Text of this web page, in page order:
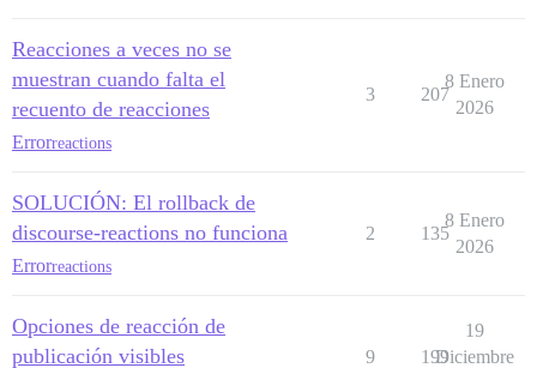
Reacciones a veces no se
muestran cuando falta el
recuento de reacciones
Errorreactions
3 207
8 Enero
2026
SOLUCIÓN: El rollback de
discourse-reactions no funciona
Errorreactions
2 135
8 Enero
2026
Opciones de reacción de
publicación visibles
9 199
19
Diciembre